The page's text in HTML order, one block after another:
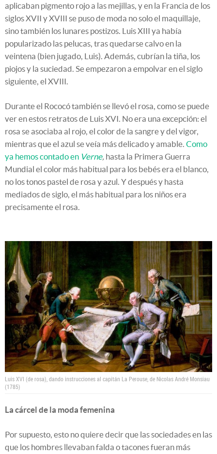
aplicaban pigmento rojo a las mejillas, y en la Francia de los
siglos XVII y XVIII se puso de moda no solo el maquillaje,
sino también los lunares postizos. Luis XIII ya había
popularizado las pelucas, tras quedarse calvo en la
veintena (bien jugado, Luis). Además, cubrían la tiña, los
piojos y la suciedad. Se empezaron a empolvar en el siglo
siguiente, el XVIII.
Durante el Rococó también se llevó el rosa, como se puede
ver en estos retratos de Luis XVI. No era una excepción: el
rosa se asociaba al rojo, el color de la sangre y del vigor,
mientras que el azul se veía más delicado y amable. Como
ya hemos contado en Verne, hasta la Primera Guerra
Mundial el color más habitual para los bebés era el blanco,
no los tonos pastel de rosa y azul. Y después y hasta
mediados de siglo, el más habitual para los niños era
precisamente el rosa.
Luis XVI (de rosa), dando instrucciones al capitán La Perouse, de Nicolas André Monsiau
(1785)
La cárcel de la moda femenina
Por supuesto, esto no quiere decir que las sociedades en las
que los hombres llevaban falda o tacones fueran más